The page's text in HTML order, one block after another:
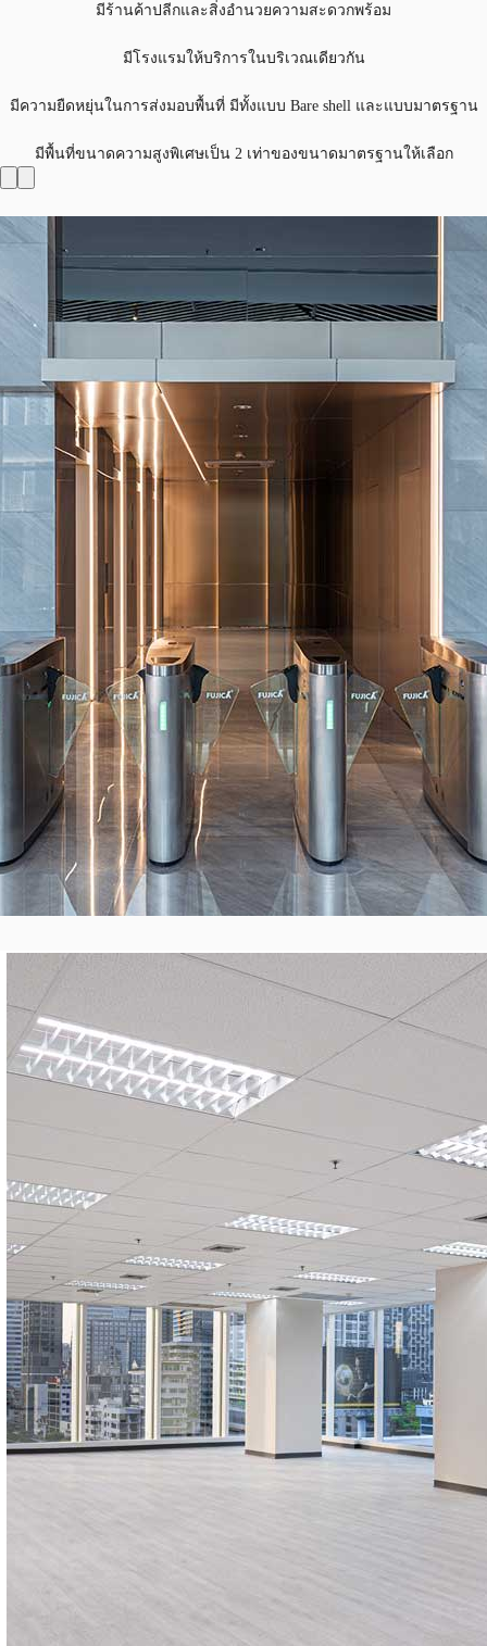
มีร้านค้าปลีกและสิ่งอำนวยความสะดวกพร้อม
มีโรงแรมให้บริการในบริเวณเดียวกัน
มีความยืดหยุ่นในการส่งมอบพื้นที่ มีทั้งแบบ Bare shell และแบบมาตรฐาน
มีพื้นที่ขนาดความสูงพิเศษเป็น 2 เท่าของขนาดมาตรฐานให้เลือก